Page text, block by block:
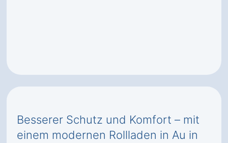
Besserer Schutz und Komfort – mit
einem modernen Rollladen in Au in